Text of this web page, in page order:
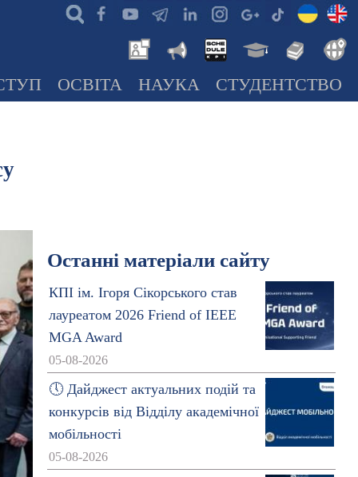
ОСВІТА НАУКА СТУДЕНТСТВО
Останні матеріали сайту
КПІ ім. Ігоря Сікорського став
лауреатом 2026 Friend of IEEE
MGA Award
05-08-2026
🕔 Дайджест актуальних подій та
конкурсів від Відділу академічної
мобільності
05-08-2026